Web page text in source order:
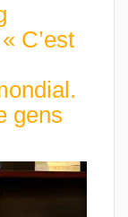
C’est
gens